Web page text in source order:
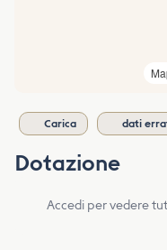
Carica dati
Dotazione
Accedi per vedere